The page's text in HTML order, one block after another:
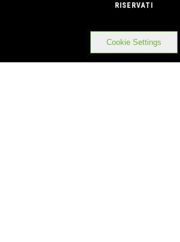
RISERVATI
Cookie Settings